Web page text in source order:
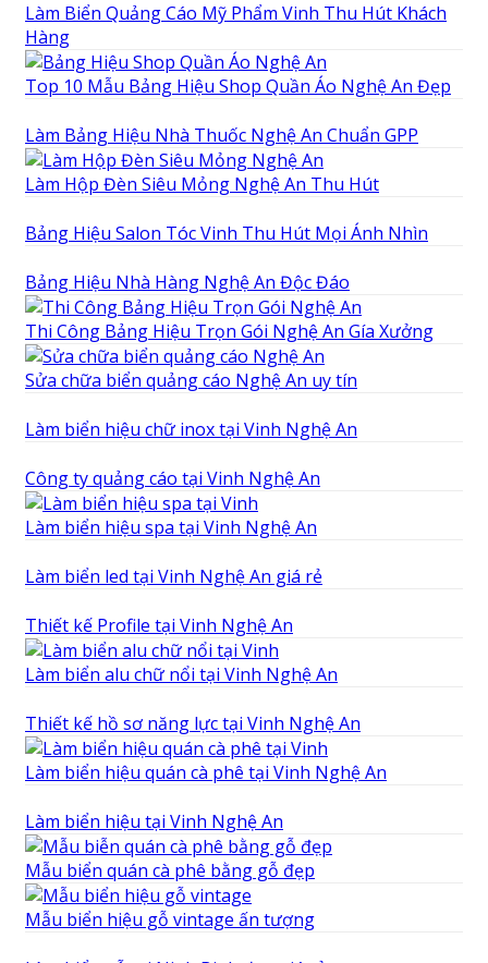
Làm Biển Quảng Cáo Mỹ Phẩm Vinh Thu Hút Khách
Hàng
Top 10 Mẫu Bảng Hiệu Shop Quần Áo Nghệ An Đẹp
Làm Bảng Hiệu Nhà Thuốc Nghệ An Chuẩn GPP
Làm Hộp Đèn Siêu Mỏng Nghệ An Thu Hút
Bảng Hiệu Salon Tóc Vinh Thu Hút Mọi Ánh Nhìn
Bảng Hiệu Nhà Hàng Nghệ An Độc Đáo
Thi Công Bảng Hiệu Trọn Gói Nghệ An Gía Xưởng
Sửa chữa biển quảng cáo Nghệ An uy tín
Làm biển hiệu chữ inox tại Vinh Nghệ An
Công ty quảng cáo tại Vinh Nghệ An
Làm biển hiệu spa tại Vinh Nghệ An
Làm biển led tại Vinh Nghệ An giá rẻ
Thiết kế Profile tại Vinh Nghệ An
Làm biển alu chữ nổi tại Vinh Nghệ An
Thiết kế hồ sơ năng lực tại Vinh Nghệ An
Làm biển hiệu quán cà phê tại Vinh Nghệ An
Làm biển hiệu tại Vinh Nghệ An
Mẫu biển quán cà phê bằng gỗ đẹp
Mẫu biển hiệu gỗ vintage ấn tượng